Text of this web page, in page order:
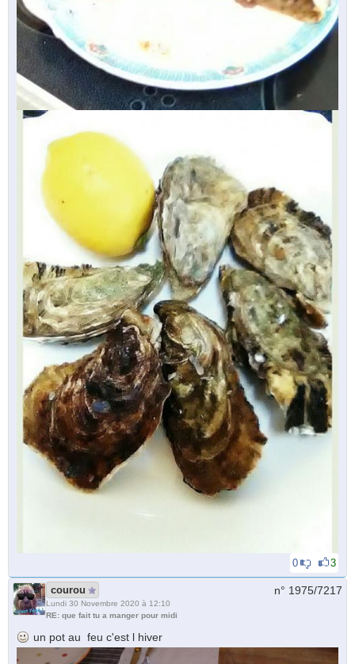
0 3
courou
Lundi 30 Novembre 2020 à 12:10
RE: que fait tu a manger pour midi
n° 1975/7217
un pot au feu c'est l hiver